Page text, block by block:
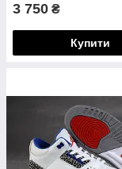
3 750 ₴
Купити